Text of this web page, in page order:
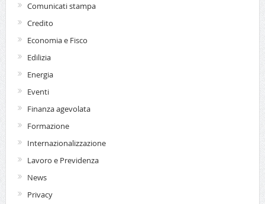
Comunicati stampa
Credito
Economia e Fisco
Edilizia
Energia
Eventi
Finanza agevolata
Formazione
Internazionalizzazione
Lavoro e Previdenza
News
Privacy